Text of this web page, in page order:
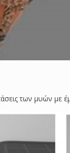
των μυών